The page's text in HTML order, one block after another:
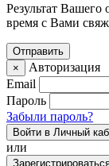
Результат
время с Вами
×
Авторизация
Email
Пароль
Забыли пароль?
Войти в Личный
или